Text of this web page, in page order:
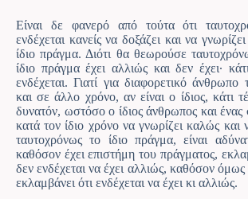
Είναι δε φανερό από τούτα ότι
ενδέχεται κανείς να δοξάζει και να
ίδιο πράγμα. Διότι θα θεωρούσε
ίδιο πράγμα έχει αλλιώς και δεν έχει·
ενδέχεται. Γιατί για διαφορετικό άνθρωπο
και σε άλλο χρόνο, αν είναι ο ίδιος, κάτι
δυνατόν, ωστόσο ο ίδιος άνθρωπος και ένας
κατά τον ίδιο χρόνο να γνωρίζει καλώς και
ταυτοχρόνως το ίδιο πράγμα, είναι
καθόσον έχει επιστήμη του πράγματος,
δεν ενδέχεται να έχει αλλιώς, καθόσον όμως
εκλαμβάνει ότι ενδέχεται να έχει κι αλλιώς.